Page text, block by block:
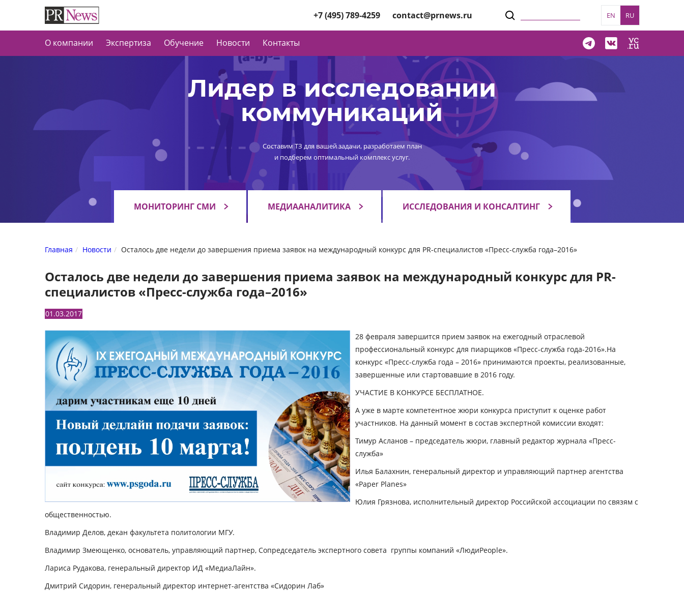
+7 (495) 789-4259 contact@prnews.ru EN RU
О компании Экспертиза Обучение Новости Контакты
Лидер в исследовании
коммуникаций
Составим ТЗ для вашей задачи, разработаем план
и подберем оптимальный комплекс услуг.
МОНИТОРИНГ СМИ МЕДИААНАЛИТИКА ИССЛЕДОВАНИЯ И КОНСАЛТИНГ
Главная Новости Осталось две недели до завершения приема заявок на международный конкурс для PR-специалистов «Пресс-служба года–2016»
Осталось две недели до завершения приема заявок на международный конкурс для PR-
специалистов «Пресс-служба года–2016»
01.03.2017
28 февраля завершится прием заявок на ежегодный отраслевой
профессиональный конкурс для пиарщиков «Пресс-служба года-2016».На
конкурс «Пресс-служба года – 2016» принимаются проекты, реализованные,
завершенные или стартовавшие в 2016 году.
УЧАСТИЕ В КОНКУРСЕ БЕСПЛАТНОЕ.
А уже в марте компетентное жюри конкурса приступит к оценке работ
участников. На данный момент в состав экспертной комиссии входят:
Тимур Асланов– председатель жюри, главный редактор журнала «Пресс-
служба»
Илья Балахнин, генеральный директор и управляющий партнер агентства
«Paper Planes»
Юлия Грязнова, исполнительный директор Российской ассоциации по связям с
общественностью.
Владимир Делов, декан факультета политологии МГУ.
Владимир Змеющенко, основатель, управляющий партнер, Сопредседатель экспертного совета группы компаний «ЛюдиPeople».
Лариса Рудакова, генеральный директор ИД «МедиаЛайн».
Дмитрий Сидорин, генеральный директор интернет-агентства «Сидорин Лаб»